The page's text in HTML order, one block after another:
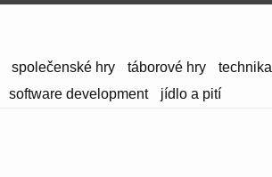
společenské hry táborové hry technika
software development jídlo a pití